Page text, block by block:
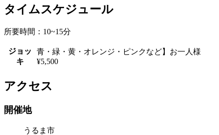
タイムスケジュール
所要時間：10~15分
ジョッ
キ
青・緑・黄・オレンジ・ピンクなど】お一人様
¥5,500
アクセス
開催地
うるま市